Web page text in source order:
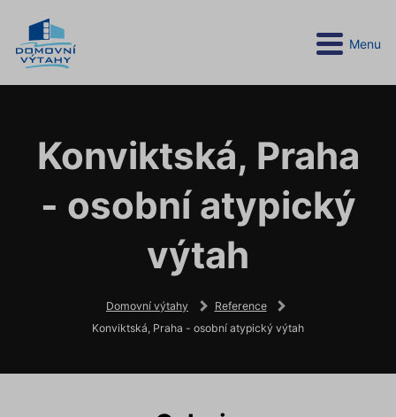
Menu
Konviktská, Praha
- osobní atypický
výtah
Domovní výtahy
Reference
Konviktská, Praha - osobní atypický výtah